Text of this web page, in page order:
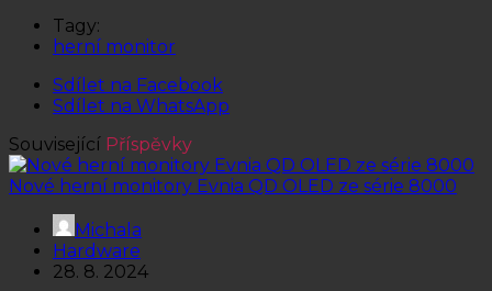
Tagy:
herní monitor
Sdílet na Facebook
Sdílet na WhatsApp
Související Příspěvky
Nové herní monitory Evnia QD OLED ze série 8000
Michala
Hardware
28. 8. 2024